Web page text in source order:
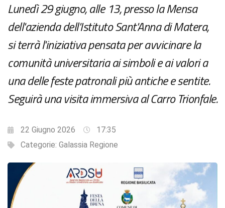
Lunedì 29 giugno, alle 13, presso la Mensa
dell'azienda dell'Istituto Sant'Anna di Matera,
si terrà l'iniziativa pensata per avvicinare la
comunità universitaria ai simboli e ai valori a
una delle feste patronali più antiche e sentite.
Seguirà una visita immersiva al Carro Trionfale.
22 Giugno 2026
17:35
Categorie: Galassia Regione